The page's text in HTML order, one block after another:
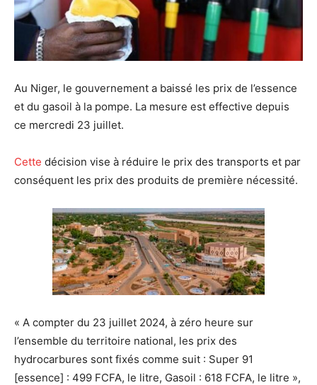
Au Niger, le gouvernement a baissé les prix de l’essence
et du gasoil à la pompe. La mesure est effective depuis
ce mercredi 23 juillet.
Cette décision vise à réduire le prix des transports et par
conséquent les prix des produits de première nécessité.
« A compter du 23 juillet 2024, à zéro heure sur
l’ensemble du territoire national, les prix des
hydrocarbures sont fixés comme suit : Super 91
[essence] : 499 FCFA, le litre, Gasoil : 618 FCFA, le litre »,